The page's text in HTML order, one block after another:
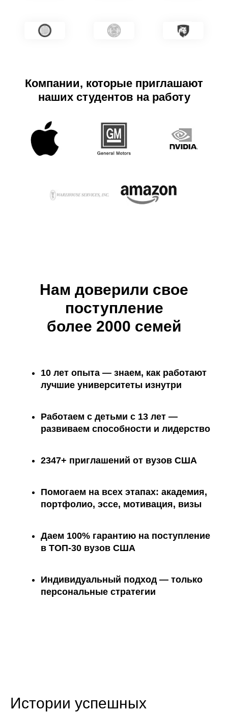
Компании, которые приглашают
наших студентов на работу
Нам доверили свое
поступление
более 2000 семей
10 лет опыта — знаем, как работают
лучшие университеты изнутри
Работаем с детьми с 13 лет —
развиваем способности и лидерство
2347+ приглашений от вузов США
Помогаем на всех этапах: академия,
портфолио, эссе, мотивация, визы
Даем 100% гарантию на поступление
в ТОП-30 вузов США
Индивидуальный подход — только
персональные стратегии
Истории успешных